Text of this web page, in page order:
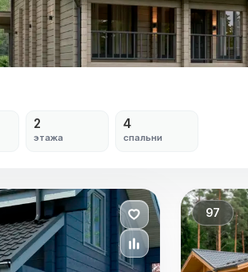
2
этажа
4
спальни
97